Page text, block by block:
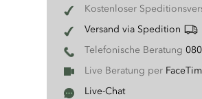
Kostenloser
Versand via Spedition
Telefonische Beratung
Live Beratung per
Live-Chat